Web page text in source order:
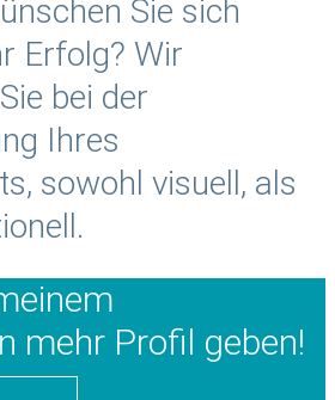
Sie sich
Erfolg? Wir
bei der
Ihres
sowohl visuell, als
mehr Profil geben!